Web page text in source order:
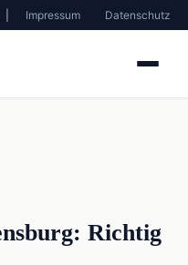
| Impressum Datenschutz
Richtig